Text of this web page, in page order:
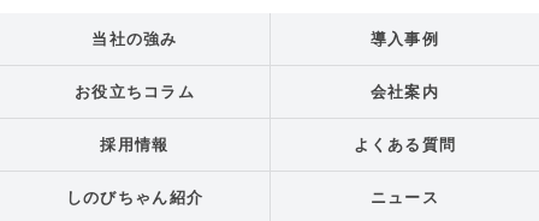
当社の強み 導入事例
お役立ちコラム 会社案内
採用情報 よくある質問
しのびちゃん紹介 ニュース